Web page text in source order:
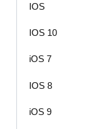
IOS
IOS 10
iOS 7
IOS 8
iOS 9